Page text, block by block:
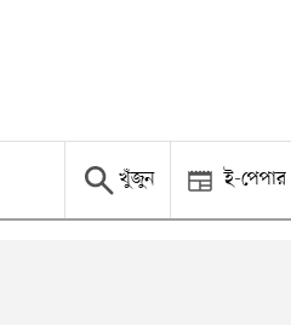
খুঁজুন ই-পেপার